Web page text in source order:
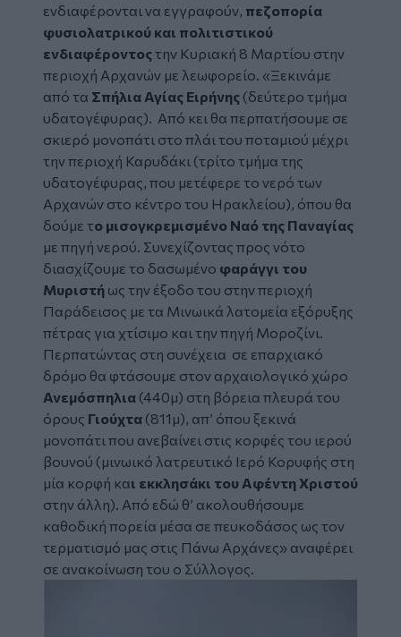
ενδιαφέρονται να εγγραφούν, πεζοπορία
φυσιολατρικού και πολιτιστικού
ενδιαφέροντοςτην Κυριακή 8 Μαρτίου στην
περιοχή Αρχανών με λεωφορείο. «Ξεκινάμε
από τα Σπήλια Αγίας Ειρήνης (δεύτερο τμήμα
υδατογέφυρας). Από κει θα περπατήσουμε σε
σκιερό μονοπάτι στο πλάι του ποταμιού μέχρι
την περιοχή Καρυδάκι (τρίτο τμήμα της
υδατογέφυρας, που μετέφερε το νερό των
Αρχανών στο κέντρο του Ηρακλείου), όπου θα
δούμε το μισογκρεμισμένο Ναό της Παναγίας
με πηγή νερού. Συνεχίζοντας προς νότο
διασχίζουμε το δασωμένο φαράγγι του
Μυριστή ως την έξοδο του στην περιοχή
Παράδεισος με τα Μινωικά λατομεία εξόρυξης
πέτρας για χτίσιμο και την πηγή Μοροζίνι.
Περπατώντας στη συνέχεια σε επαρχιακό
δρόμο θα φτάσουμε στον αρχαιολογικό χώρο
Ανεμόσπηλια (440μ) στη βόρεια πλευρά του
όρους Γιούχτα (811μ), απ’ όπου ξεκινά
μονοπάτι που ανεβαίνει στις κορφές του ιερού
βουνού (μινωικό λατρευτικό Ιερό Κορυφής στη
μία κορφή και εκκλησάκι του Αφέντη Χριστού
στην άλλη). Από εδώ θ’ ακολουθήσουμε
καθοδική πορεία μέσα σε πευκοδάσος ως τον
τερματισμό μας στις Πάνω Αρχάνες» αναφέρει
σε ανακοίνωση του ο Σύλλογος.